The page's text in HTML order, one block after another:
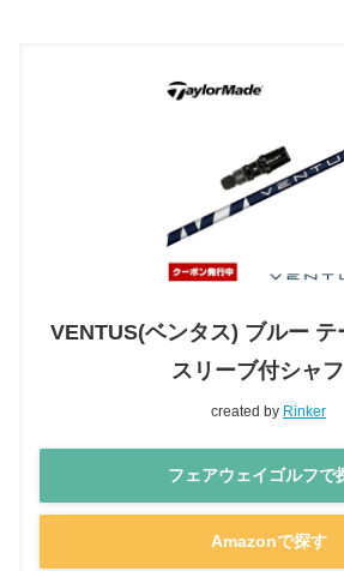
VENTUS(ベンタス) ブルー テ
スリーブ付シャ
created by Rinker
フェアウェイゴルフで
Amazonで探す